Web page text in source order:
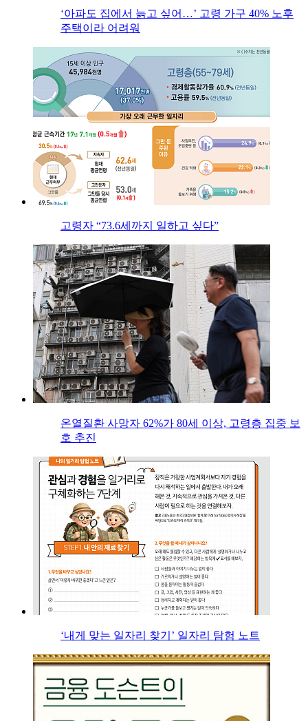
‘아파도 집에서 늙고 싶어…’ 고령 가구 40% 노후
주택이라 어려워
고령자 “73.6세까지 일하고 싶다”
온열질환 사망자 62%가 80세 이상, 고령층 집중 보
호 추진
‘내게 맞는 일자리 찾기’ 일자리 탐험 노트